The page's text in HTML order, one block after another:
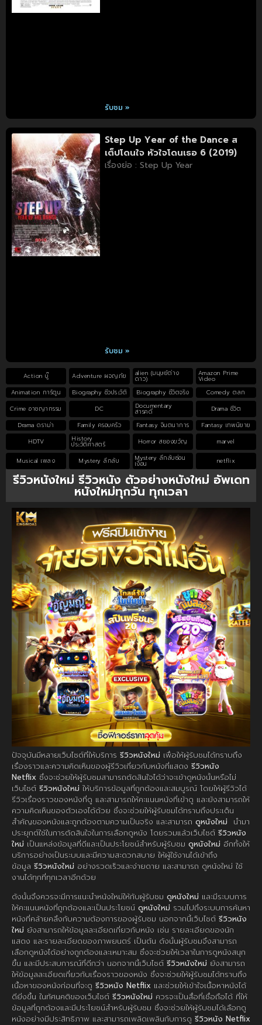
รับชม »
Step Up Year of the Dance ส
เต็ปโดนใจ หัวใจโดนเธอ 6 (2019)
เรื่องย่อ : Step Up Year
รับชม »
Action บู๊ Adventure ผจญภัย alien (มนุษย์ต่าง
ดาว)
Amazon Prime
Video
Animation การ์ตูน
Biography ชีวประวัติ Biography ชีวิตจริง
Comedy ตลก
Crime อาชญากรรม
DC Documentary
สารคดี
Drama ชีวิต
Drama ดราม่า
Family ครอบครัว Fantasy จินตนาการ
Fantasy เทพนิยาย
HDTV
History
ประวัติศาสตร์ Horror สยองขวัญ marvel
Musical เพลง Mystery ลึกลับ Mystery ลึกลับซ่อน
เงื่อน netflix
รีวิวหนังใหม่ รีวิวหนัง ตัวอย่างหนังใหม่ อัพเดท
หนังใหม่ทุกวัน ทุกเวลา
ปัจจุบันมีหลายเว็บไซต์ที่ให้บริการ รีวิวหนังใหม่ เพื่อให้ผู้รับชมได้ทราบถึง
เรื่องราวและความคิดเห็นของผู้รีวิวเกี่ยวกับหนังที่แสดง รีวิวหนัง
Netflix ซึ่งจะช่วยให้ผู้รับชมสามารถตัดสินใจได้ว่าจะเข้าดูหนังนั้นหรือไม่
เว็บไซต์ รีวิวหนังใหม่ ให้บริการข้อมูลที่ถูกต้องและสมบูรณ์ โดยให้ผู้รีวิวได้
รีวิวเรื่องราวของหนังที่ดู และสามารถให้คะแนนหนังที่เข้าดู และยังสามารถให้
ความคิดเห็นของตัวเองได้ด้วย ซึ่งจะช่วยให้ผู้รับชมได้ทราบถึงประเด็น
สำคัญของหนังและถูกต้องตามความเป็นจริง และสามารถ ดูหนังใหม่ นำมา
ประยุกต์ใช้ในการตัดสินใจในการเลือกดูหนัง โดยรวมแล้วเว็บไซต์ รีวิวหนัง
ใหม่ เป็นแหล่งข้อมูลที่ดีและเป็นประโยชน์สำหรับผู้รับชม ดูหนังใหม่ อีกทั้งให้
บริการอย่างเป็นระบบและมีความสะดวกสบาย ให้ผู้ใช้งานได้เข้าถึง
ข้อมูล รีวิวหนังใหม่ อย่างรวดเร็วและง่ายดาย และสามารถ ดูหนังใหม่ ใช้
งานได้ทุกที่ทุกเวลาอีกด้วย
ดังนั้นจึงควรจะมีการแนะนำหนังใหม่ให้กับผู้รับชม ดูหนังใหม่ และมีระบบการ
ให้คะแนนหนังที่ถูกต้องและเป็นประโยชน์ ดูหนังใหม่ รวมไปถึงระบบการค้นหา
หนังที่คล้ายคลึงกับความต้องการของผู้รับชม นอกจากนี้เว็บไซต์ รีวิวหนัง
ใหม่ ยังสามารถให้ข้อมูลละเอียดเกี่ยวกับหนัง เช่น รายละเอียดของนัก
แสดง และรายละเอียดของภาพยนตร์ เป็นต้น ดังนั้นผู้รับชมจึงสามารถ
เลือกดูหนังได้อย่างถูกต้องและเหมาะสม ซึ่งจะช่วยให้เวลาในการดูหนังสนุก
ขึ้น และมีประสบการณ์ที่ดีกว่า นอกจากนี้เว็บไซต์ รีวิวหนังใหม่ ยังสามารถ
ให้ข้อมูลละเอียดเกี่ยวกับเรื่องราวของหนัง ซึ่งจะช่วยให้ผู้รับชมได้ทราบถึง
เนื้อหาของหนังก่อนที่จะดู รีวิวหนัง Netflix และช่วยให้เข้าใจเนื้อหาหนังได้
ดียิ่งขึ้น ในทัศนคติของเว็บไซต์ รีวิวหนังใหม่ ควรจะเป็นสื่อที่เชื่อถือได้ ที่ให้
ข้อมูลที่ถูกต้องและมีประโยชน์สำหรับผู้รับชม ซึ่งจะช่วยให้ผู้รับชมได้เลือกดู
หนังอย่างมีประสิทธิภาพ และสามารถเพลิดเพลินกับการดู รีวิวหนัง Netflix